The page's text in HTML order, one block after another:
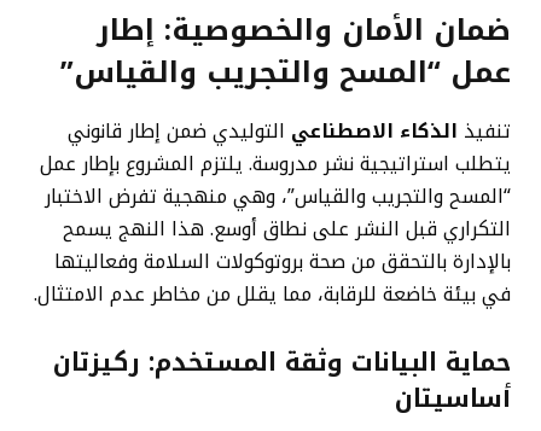
ضمان الأمان والخصوصية: إطار
عمل “المسح والتجريب والقياس”
تنفيذ الذكاء الاصطناعي التوليدي ضمن إطار قانوني
يتطلب استراتيجية نشر مدروسة. يلتزم المشروع بإطار عمل
“المسح والتجريب والقياس”، وهي منهجية تفرض الاختبار
التكراري قبل النشر على نطاق أوسع. هذا النهج يسمح
بالإدارة بالتحقق من صحة بروتوكولات السلامة وفعاليتها
في بيئة خاضعة للرقابة، مما يقلل من مخاطر عدم الامتثال.
حماية البيانات وثقة المستخدم: ركيزتان
أساسيتان